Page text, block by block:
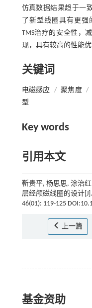
仿真数据结果趋于一
了新型线圈具有更
TMS治疗的安全性，
现，具有较高的性能优
关键词
电磁感应 / 聚焦度 /
型
Key words
引用本文
靳贵平, 杨思思, 涂治
层经颅磁线圈的设计[J].
46(01): 119-125
上一篇
基金资助